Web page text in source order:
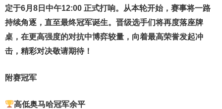
定于6月8日中午12:00 正式打响。从本轮开始，赛事将一路
持续角逐，直至最终冠军诞生。晋级选手们将再度落座牌
桌，在更高强度的对抗中博弈较量，向着最高荣誉发起冲
击，精彩对决敬请期待！
附赛冠军
高低奥马哈冠军余平